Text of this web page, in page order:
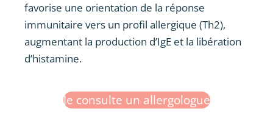
favorise une orientation de la réponse
immunitaire vers un profil allergique (Th2),
augmentant la production d’IgE et la libération
d’histamine.
Je consulte un allergologue